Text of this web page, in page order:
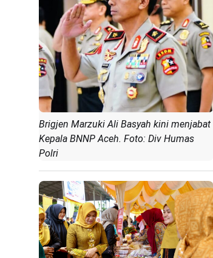
Brigjen Marzuki Ali Basyah kini menjabat
Kepala BNNP Aceh. Foto: Div Humas
Polri